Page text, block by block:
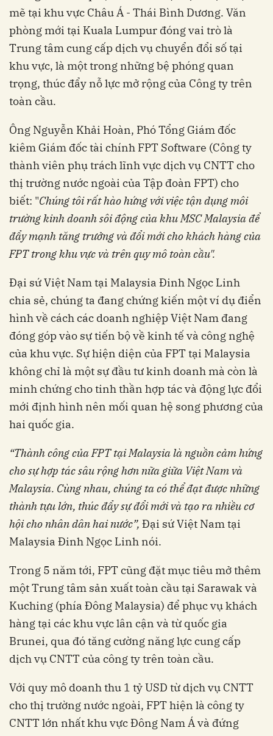
mẽ tại khu vực Châu Á - Thái Bình Dương. Văn
phòng mới tại Kuala Lumpur đóng vai trò là
Trung tâm cung cấp dịch vụ chuyển đổi số tại
khu vực, là một trong những bệ phóng quan
trọng, thúc đẩy nỗ lực mở rộng của Công ty trên
toàn cầu.
Ông Nguyễn Khải Hoàn, Phó Tổng Giám đốc
kiêm Giám đốc tài chính FPT Software (Công ty
thành viên phụ trách lĩnh vực dịch vụ CNTT cho
thị trường nước ngoài của Tập đoàn FPT) cho
biết: "Chúng tôi rất hào hứng với việc tận dụng môi
trường kinh doanh sôi động của khu MSC Malaysia để
đẩy mạnh tăng trưởng và đổi mới cho khách hàng của
FPT trong khu vực và trên quy mô toàn cầu".
Đại sứ Việt Nam tại Malaysia Đinh Ngọc Linh
chia sẻ, chúng ta đang chứng kiến ​​một ví dụ điển
hình về cách các doanh nghiệp Việt Nam đang
đóng góp vào sự tiến bộ về kinh tế và công nghệ
của khu vực. Sự hiện diện của FPT tại Malaysia
không chỉ là một sự đầu tư kinh doanh mà còn là
minh chứng cho tinh thần hợp tác và động lực đổi
mới định hình nên mối quan hệ song phương của
hai quốc gia.
“Thành công của FPT tại Malaysia là nguồn cảm hứng
cho sự hợp tác sâu rộng hơn nữa giữa Việt Nam và
Malaysia. Cùng nhau, chúng ta có thể đạt được những
thành tựu lớn, thúc đẩy sự đổi mới và tạo ra nhiều cơ
hội cho nhân dân hai nước”, Đại sứ Việt Nam tại
một Trung tâm sản xuất toàn cầu tại Sarawak và
Kuching (phía Đông Malaysia) để phục vụ khách
hàng tại các khu vực lân cận và từ quốc gia
Brunei, qua đó tăng cường năng lực cung cấp
dịch vụ CNTT của công ty trên toàn cầu.
Với quy mô doanh thu 1 tỷ USD từ dịch vụ CNTT
cho thị trường nước ngoài, FPT hiện là công ty
CNTT lớn nhất khu vực Đông Nam Á và đứng